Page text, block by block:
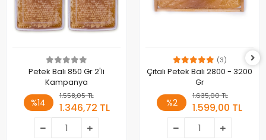
Petek Balı 850 Gr 2'li
Kampanya
%14
1.558,05 TL
1.346,72 TL
(3)
Çıtalı Petek Balı 2800 - 3200
Gr
%2
1.635,00 TL
1.599,00 TL